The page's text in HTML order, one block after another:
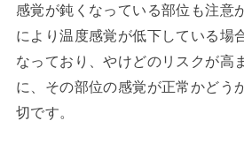
感覚が鈍くなっている部位も注意
により温度感覚が低下している場
なっており、やけどのリスクが高
に、その部位の感覚が正常かどう
切です。